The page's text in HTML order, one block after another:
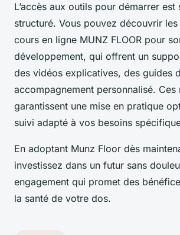
L’accès aux outils pour démarrer
structuré. Vous pouvez découvrir
cours en ligne MUNZ FLOOR pour
développement, qui offrent un
des vidéos explicatives, des guides
accompagnement personnalisé. Ces
garantissent une mise en pratique
suivi adapté à vos besoins
En adoptant Munz Floor dès
investissez dans un futur sans
engagement qui promet des
la santé de votre dos.